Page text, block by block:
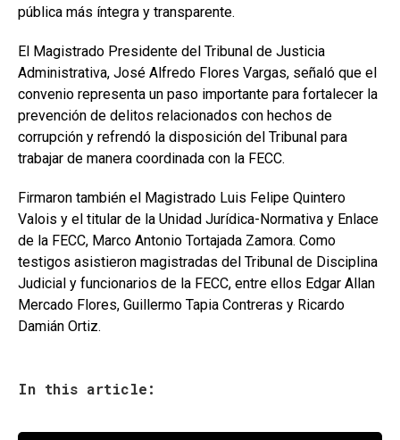
pública más íntegra y transparente.
El Magistrado Presidente del Tribunal de Justicia
Administrativa, José Alfredo Flores Vargas, señaló que el
convenio representa un paso importante para fortalecer la
prevención de delitos relacionados con hechos de
corrupción y refrendó la disposición del Tribunal para
trabajar de manera coordinada con la FECC.
Firmaron también el Magistrado Luis Felipe Quintero
Valois y el titular de la Unidad Jurídica-Normativa y Enlace
de la FECC, Marco Antonio Tortajada Zamora. Como
testigos asistieron magistradas del Tribunal de Disciplina
Judicial y funcionarios de la FECC, entre ellos Edgar Allan
Mercado Flores, Guillermo Tapia Contreras y Ricardo
Damián Ortiz.
In this article: